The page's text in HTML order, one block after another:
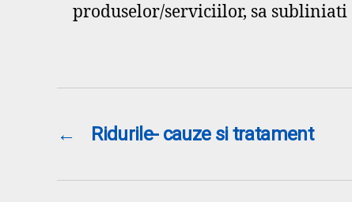
produselor/serviciilor, sa
← Ridurile- cauze si tratament